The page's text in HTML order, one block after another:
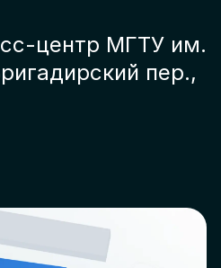
центр МГТУ им.
пер.,